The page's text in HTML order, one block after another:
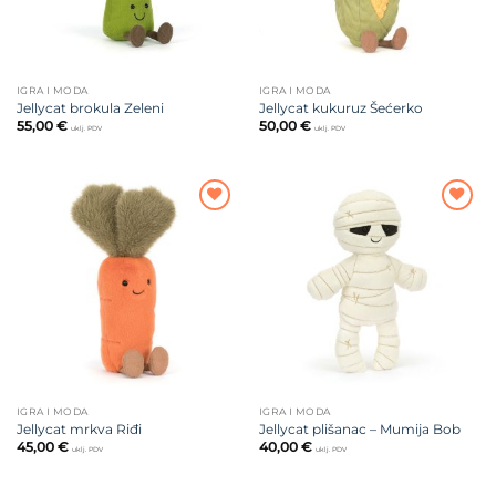
IGRA I MODA
Jellycat brokula Zeleni
55,00 € uklj. PDV
IGRA I MODA
Jellycat kukuruz Šećerko
50,00 € uklj. PDV
IGRA I MODA
Jellycat mrkva Riđi
45,00 € uklj. PDV
IGRA I MODA
Jellycat plišanac – Mumija Bob
40,00 € uklj. PDV